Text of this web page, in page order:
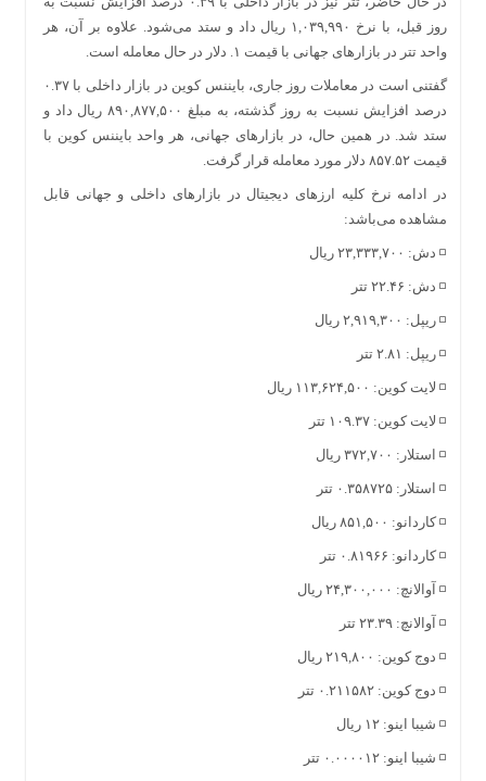
روز قبل، با نرخ ۱,۰۳۹,۹۹۰ ریال داد و ستد می‌شود. علاوه بر آن، هر
واحد تتر در بازار‌های جهانی با قیمت ۱. دلار در حال معامله است.
گفتنی است در معاملات روز جاری، بایننس کوین در بازار داخلی با ۰.۳۷
درصد افزایش نسبت به روز گذشته، به مبلغ ۸۹۰,۸۷۷,۵۰۰ ریال داد و
ستد شد. در همین حال، در بازار‌های جهانی، هر واحد بایننس کوین با
قیمت ۸۵۷.۵۲ دلار مورد معامله قرار گرفت.
در ادامه نرخ کلیه ارز‌های دیجیتال در بازار‌های داخلی و جهانی قابل
مشاهده می‌باشد:
◽️ دش: ۲۳,۳۳۳,۷۰۰ ریال
◽️ دش: ۲۲.۴۶ تتر
◽️ ریپل: ۲,۹۱۹,۳۰۰ ریال
◽️ ریپل: ۲.۸۱ تتر
◽️ لایت کوین: ۱۱۳,۶۲۴,۵۰۰ ریال
◽️ لایت کوین: ۱۰۹.۳۷ تتر
◽️ استلار: ۳۷۲,۷۰۰ ریال
◽️ استلار: ۰.۳۵۸۷۲۵ تتر
◽️ کاردانو: ۸۵۱,۵۰۰ ریال
◽️ کاردانو: ۰.۸۱۹۶۶ تتر
◽️ آوالانچ: ۲۴,۳۰۰,۰۰۰ ریال
◽️ آوالانچ: ۲۳.۳۹ تتر
◽️ دوج کوین: ۲۱۹,۸۰۰ ریال
◽️ دوج کوین: ۰.۲۱۱۵۸۲ تتر
◽️ شیبا اینو: ۱۲ ریال
◽️ شیبا اینو: ۰.۰۰۰۰۱۲ تتر